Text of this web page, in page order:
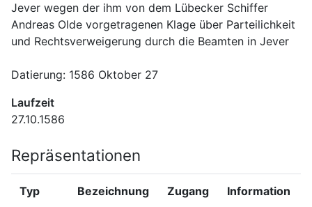
Jever wegen der ihm von dem Lübecker Schiffer
Andreas Olde vorgetragenen Klage über Parteilichkeit
und Rechtsverweigerung durch die Beamten in Jever
Datierung: 1586 Oktober 27
Laufzeit
27.10.1586
Repräsentationen
Typ Bezeichnung Zugang Information